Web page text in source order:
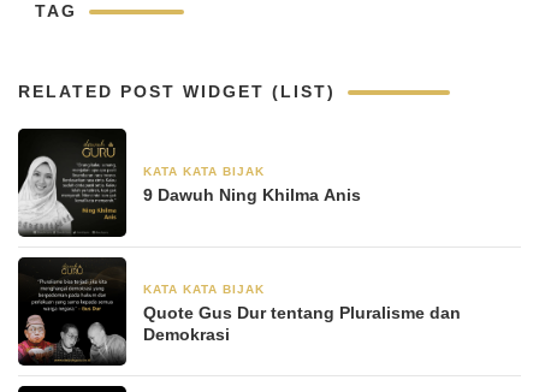
TAG
RELATED POST WIDGET (LIST)
KATA KATA BIJAK
9 Dawuh Ning Khilma Anis
KATA KATA BIJAK
Quote Gus Dur tentang Pluralisme dan
Demokrasi